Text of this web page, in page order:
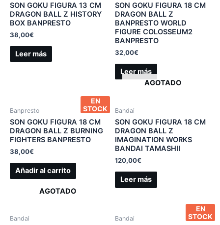
SON GOKU FIGURA 13 CM
DRAGON BALL Z HISTORY
BOX BANPRESTO
38,00€
Leer más
SON GOKU FIGURA 18 CM
DRAGON BALL Z
BANPRESTO WORLD
FIGURE COLOSSEUM2
BANPRESTO
32,00€
Leer más
EN
STOCK
Banpresto
SON GOKU FIGURA 18 CM
DRAGON BALL Z BURNING
FIGHTERS BANPRESTO
38,00€
Añadir al carrito
AGOTADO
Bandai
SON GOKU FIGURA 18 CM
DRAGON BALL Z
IMAGINATION WORKS
BANDAI TAMASHII
120,00€
Leer más
AGOTADO
Bandai
EN
STOCK
Bandai